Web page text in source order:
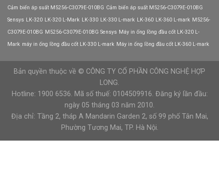
của
thống
VEICHI
có
hợp
với
nặng?
Cảm biến áp suất M5256-C3079E-010BG Cảm biến áp suất M5256-C3079E-010BG
Sensys LK-320 LK-320 L-Mark LK-330 LK-330 L-mark LK-360 LK-360 L-mark M5256-
C3079E-010BG M5256-C3079E-010BG Sensys Máy in ống lồng đầu cốt LK-320 L-
Mark máy in ống lồng đầu cốt LK-330 L-mark Máy in ống lồng đầu cốt LK-360 L-mark
Bản quyền thuộc về © CÔNG TY CỔ PHẦN CÔNG NGHỆ HỢP
LONG.
Hotline: 1900 6536. Mã số thuế: 0104509916. Đăng ký lần đầu:
ngày 05 tháng 03 năm 2010.
Địa chỉ: Tầng 2, tháp A Mandarin Garden 2, số 99 phố Tân Mai,
Phường Tương Mai, TP. Hà Nội.